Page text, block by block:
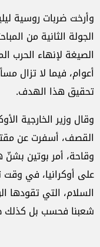
وأرخت ضربات روسية
الجولة الثانية من
الصيغة لإنهاء الحرب
أعوام، فيما لا تزال
تحقيق هذا الهدف.
وقال وزير الخارجية
القصف، أسفرت عن
وقاحة، أمر بوتين
على أوكرانيا، في
السلام، التي تقودها
شعبنا فحسب بل كذلك